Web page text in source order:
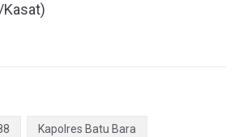
Kapolres Batu Bara